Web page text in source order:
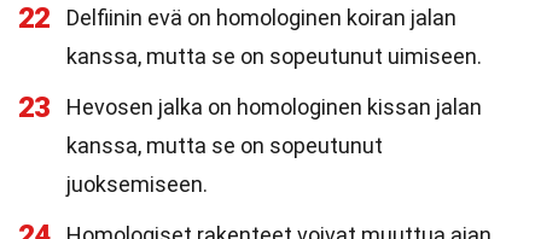
22
Delfiinin evä on homologinen koiran jalan
kanssa, mutta se on sopeutunut uimiseen.
23
Hevosen jalka on homologinen kissan jalan
kanssa, mutta se on sopeutunut
juoksemiseen.